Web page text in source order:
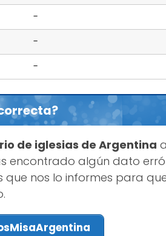
-
-
-
de iglesias de Argentina
encontrado algún dato
que nos lo informes para